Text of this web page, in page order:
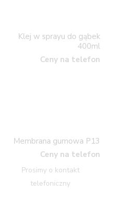
Klej w sprayu do gąbek
400ml
Ceny na telefon
Membrana gumowa P13
Ceny na telefon
Prosimy o kontakt
telefoniczny